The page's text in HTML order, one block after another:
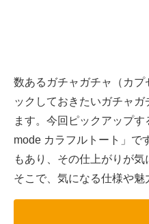
数あるガチャガチャ（カプ
ックしておきたいガチャ
ます。今回ピックアップ
mode カラフルトート」で
もあり、その仕上がりが気
そこで、気になる仕様や魅